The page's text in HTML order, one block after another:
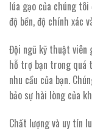
lúa gạo của chúng
độ bền, độ chính xác
Đội ngũ kỹ thuật viên
hỗ trợ bạn trong quá
nhu cầu của bạn.
bảo sự hài lòng của
Chất lượng và uy tín